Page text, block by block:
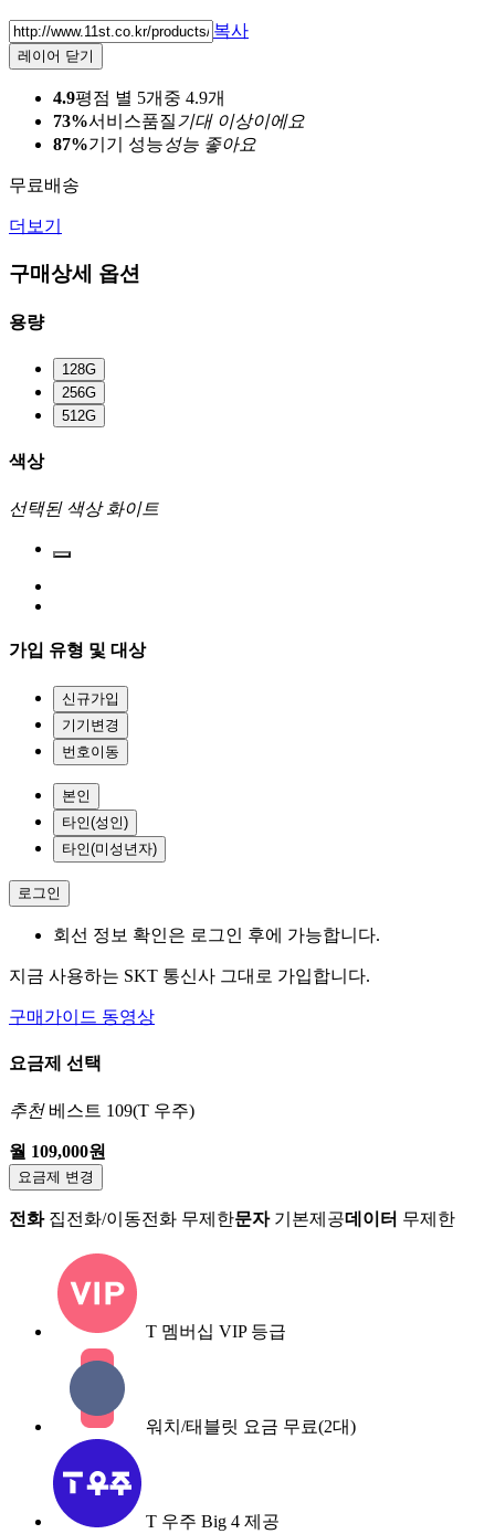
복사
레이어 닫기
4.9평점 별 5개중 4.9개
73%서비스품질기대 이상이에요
87%기기 성능성능 좋아요
무료배송
더보기
구매상세 옵션
용량
128G
256G
512G
색상
선택된 색상 화이트
가입 유형 및 대상
신규가입
기기변경
번호이동
본인
타인(성인)
타인(미성년자)
로그인
회선 정보 확인은 로그인 후에 가능합니다.
지금 사용하는 SKT 통신사 그대로 가입합니다.
구매가이드 동영상
요금제 선택
추천 베스트 109(T 우주)
월 109,000원
요금제 변경
전화 집전화/이동전화 무제한문자 기본제공데이터 무제한
T 멤버십 VIP 등급
워치/태블릿 요금 무료(2대)
T 우주 Big 4 제공